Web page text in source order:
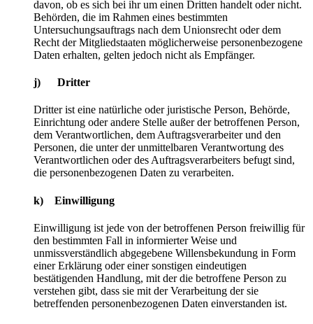
davon, ob es sich bei ihr um einen Dritten handelt oder nicht.
Behörden, die im Rahmen eines bestimmten
Untersuchungsauftrags nach dem Unionsrecht oder dem
Recht der Mitgliedstaaten möglicherweise personenbezogene
Daten erhalten, gelten jedoch nicht als Empfänger.
j) Dritter
Dritter ist eine natürliche oder juristische Person, Behörde,
Einrichtung oder andere Stelle außer der betroffenen Person,
dem Verantwortlichen, dem Auftragsverarbeiter und den
Personen, die unter der unmittelbaren Verantwortung des
Verantwortlichen oder des Auftragsverarbeiters befugt sind,
die personenbezogenen Daten zu verarbeiten.
k) Einwilligung
Einwilligung ist jede von der betroffenen Person freiwillig für
den bestimmten Fall in informierter Weise und
unmissverständlich abgegebene Willensbekundung in Form
einer Erklärung oder einer sonstigen eindeutigen
bestätigenden Handlung, mit der die betroffene Person zu
verstehen gibt, dass sie mit der Verarbeitung der sie
betreffenden personenbezogenen Daten einverstanden ist.